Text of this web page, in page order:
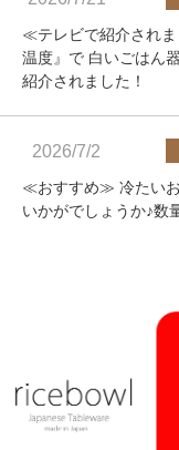
≪テレビで紹介され
温度』で 白いごはん
紹介されました！
2026/7/2
≪おすすめ≫ 冷たいお
いかがでしょうか♪数
≪軽井沢店営業のお
ざいます。軽井沢店
んご用意しておりま
♪